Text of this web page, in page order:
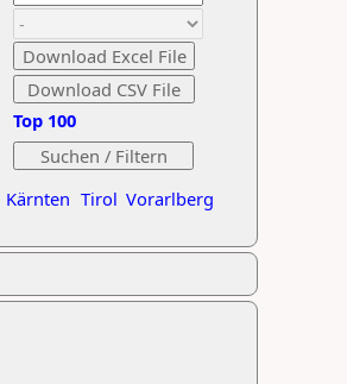
Kärnten Tirol Vorarlberg
Top 100